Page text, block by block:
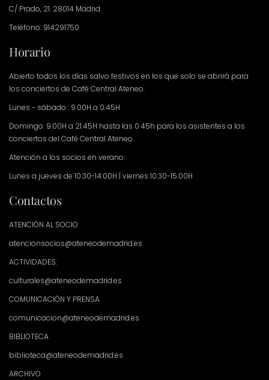
C/ Prado, 21. 28014 Madrid
Teléfono: 914291750
Horario
Abierto todos los días salvo festivos en los que solo se abrirá para
los conciertos de Café Central Ateneo.
Lunes - sábado : 9.00H a 0.45H
Domingo: 9.00H a 21.45H hasta las 0.45h para los asistentes a los
conciertos del Café Central Ateneo.
Atención a los socios en verano:
Lunes a jueves de 10:30-14:00H | viernes 10:30-15:00H
Contactos
ATENCIÓN AL SOCIO
atencionsocios@ateneodemadrid.es
ACTIVIDADES:
culturales@ateneodemadrid.es
COMUNICACIÓN Y PRENSA
comunicacion@ateneodemadrid.es
BIBLIOTECA
biblioteca@ateneodemadrid.es
ARCHIVO